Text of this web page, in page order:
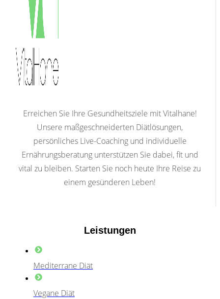
Erreichen Sie Ihre Gesundheitsziele mit Vitalhane!
Unsere maßgeschneiderten Diätlösungen,
persönliches Live-Coaching und individuelle
Ernährungsberatung unterstützen Sie dabei, fit und
vital zu bleiben. Starten Sie noch heute Ihre Reise zu
einem gesünderen Leben!
Leistungen
Mediterrane Diät
Vegane Diät